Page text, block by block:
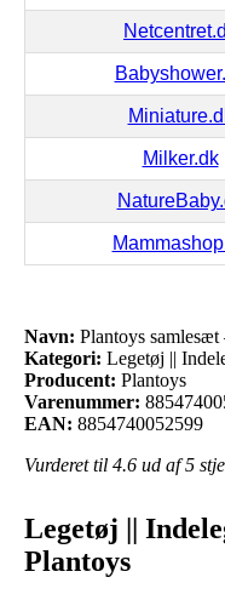
Milker.dk
Navn: Plantoys
Kategori: Legetøj ||
Producent: Plantoys
Varenummer:
EAN: 8854740052599
Vurderet til 4.6 ud af 5
Legetøj ||
Plantoys